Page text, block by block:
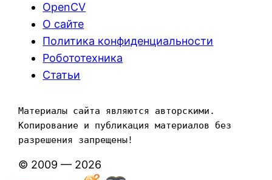
OpenCV
О сайте
Политика конфиденциальности
Робототехника
Статьи
Материалы сайта являются авторскими.
Копирование и публикация материалов без
разрешения запрещены!
© 2009 — 2026